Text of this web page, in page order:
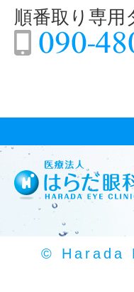
順番取り専用
© Harada